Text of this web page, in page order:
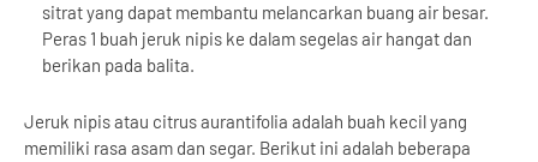
sitrat yang dapat membantu melancarkan buang air besar.
Peras 1 buah jeruk nipis ke dalam segelas air hangat dan
berikan pada balita.
Jeruk nipis atau citrus aurantifolia adalah buah kecil yang
memiliki rasa asam dan segar. Berikut ini adalah beberapa